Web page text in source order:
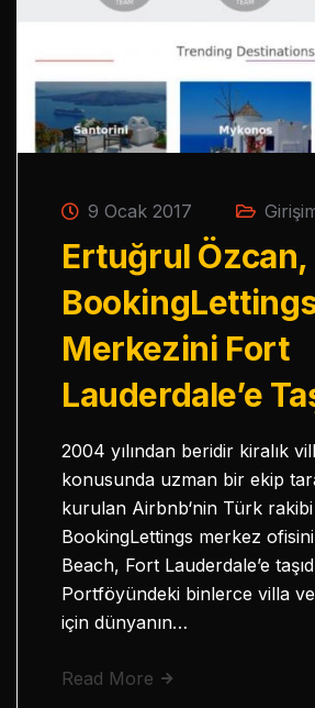
9 Ocak 2017
Ertuğrul Özcan,
Merkezini Fort
Lauderdale’e
2004 yılından beridir kiralık
konusunda uzman bir ekip
kurulan Airbnb‘nin Türk
BookingLettings merkez
Beach, Fort Lauderdale’e
Portföyündeki binlerce villa
için dünyanın…
Read More